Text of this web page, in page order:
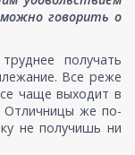
говорить о
получать
Все реже
чаще выходит в
Отличницы же по-
не получишь ни